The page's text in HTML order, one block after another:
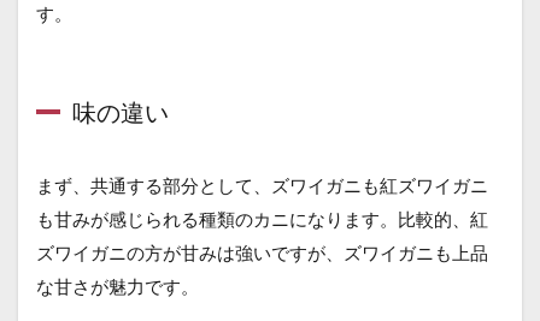
す。
味の違い
まず、共通する部分として、ズワイガニも紅ズワイガニ
も甘みが感じられる種類のカニになります。比較的、紅
ズワイガニの方が甘みは強いですが、ズワイガニも上品
な甘さが魅力です。